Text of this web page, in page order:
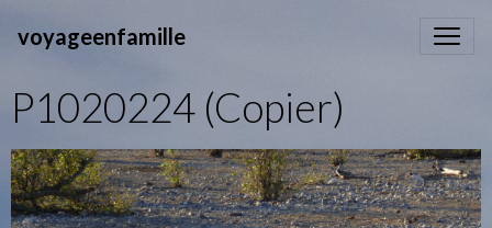
voyageenfamille
P1020224 (Copier)